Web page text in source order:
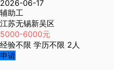
2026-06-17
辅助工
江苏无锡新吴区
5000-6000元
经验不限 学历不限 2人
申请